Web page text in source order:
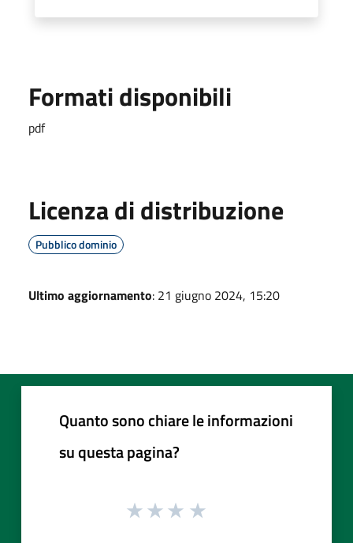
Formati disponibili
pdf
Licenza di distribuzione
Pubblico dominio
Ultimo aggiornamento: 21 giugno 2024, 15:20
Quanto sono chiare le informazioni
su questa pagina?